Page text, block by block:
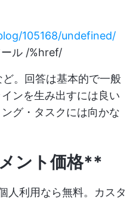
105168/undefined/
ル /%href/
。回答は基本的で一般
ンを生み出すには良い
グ・タスクには向かな
ント価格**
人利用なら無料。カスタ